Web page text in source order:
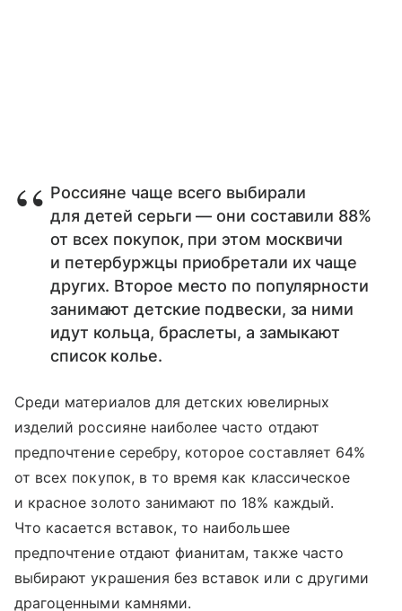
Россияне чаще всего выбирали
для детей серьги — они составили 88%
от всех покупок, при этом москвичи
и петербуржцы приобретали их чаще
других. Второе место по популярности
занимают детские подвески, за ними
идут кольца, браслеты, а замыкают
список колье.
Среди материалов для детских ювелирных
изделий россияне наиболее часто отдают
предпочтение серебру, которое составляет 64%
от всех покупок, в то время как классическое
и красное золото занимают по 18% каждый.
Что касается вставок, то наибольшее
предпочтение отдают фианитам, также часто
выбирают украшения без вставок или с другими
драгоценными камнями.